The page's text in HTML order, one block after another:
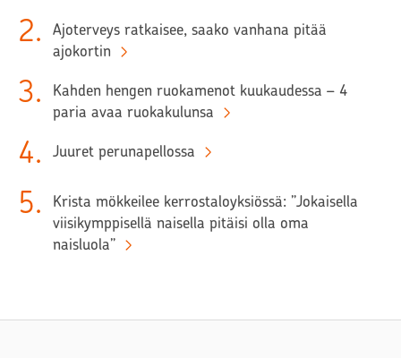
2.
Ajoterveys ratkaisee, saako vanhana pitää
ajokortin
3.
Kahden hengen ruokamenot kuukaudessa – 4
paria avaa ruokakulunsa
4. Juuret perunapellossa
5.
Krista mökkeilee kerrostaloyksiössä: ”Jokaisella
viisikymppisellä naisella pitäisi olla oma
naisluola”